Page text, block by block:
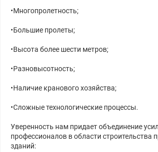
•Многопролетность;
•Большие пролеты;
•Высота более шести метров;
•Разновысотность;
•Наличие кранового хозяйства;
•Сложные технологические процессы.
Уверенность нам придает объединение
профессионалов в области
зданий: